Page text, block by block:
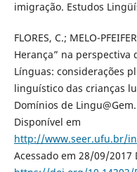
imigração. Estudos
FLORES, C.; MELO-
Herança” na
Línguas: considerações
linguístico das crianças
Domínios de
Disponível em
http://www.seer.ufu.br/
Acessado em 28/09/2017